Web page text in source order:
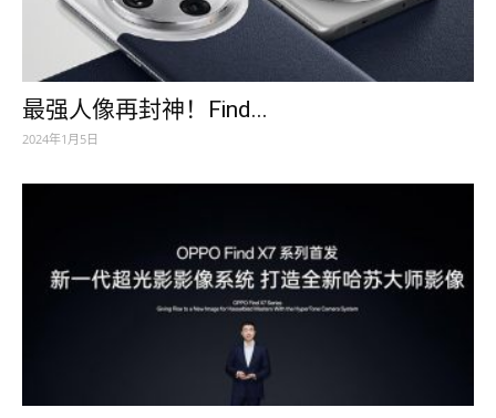
最强人像再封神！Find...
2024年1月5日